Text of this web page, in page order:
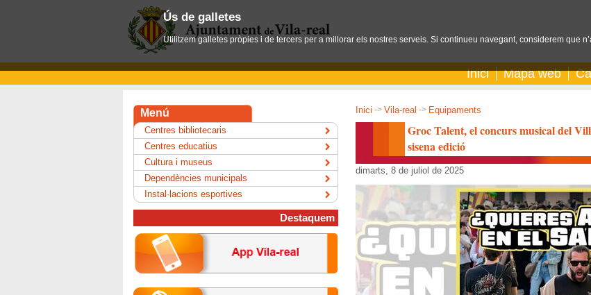
Inici Mapa web
Inici -> Vila-real -> Equipaments
Groc Talent, el concurs musical del
sisena edició
dimarts, 8 de juliol de 2025
Menú
Centres bibliotecaris
Centres educatius
Cultura i museus
Dependències municipals
Instal·lacions esportives
Destaquem
Ús de galletes
Utilitzem galletes pròpies i de tercers per a millorar els nostres serveis. Si continueu navegant, considerem que